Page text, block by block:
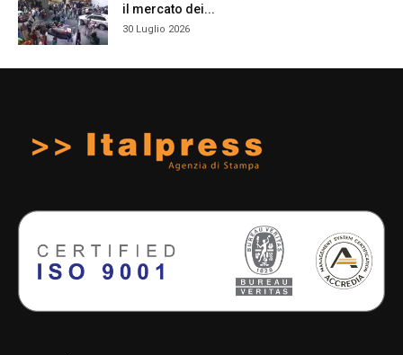
il mercato dei...
30 Luglio 2026